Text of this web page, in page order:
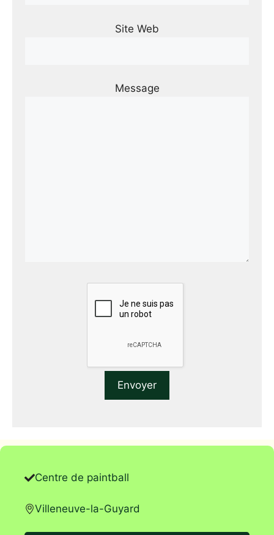
Site Web
Message
Centre de paintball
Villeneuve-la-Guyard